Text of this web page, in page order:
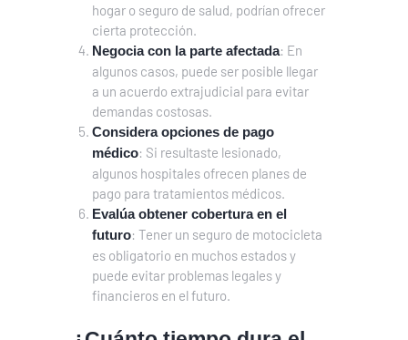
hogar o seguro de salud, podrían ofrecer
cierta protección.
Negocia con la parte afectada: En
algunos casos, puede ser posible llegar
a un acuerdo extrajudicial para evitar
demandas costosas.
Considera opciones de pago
médico: Si resultaste lesionado,
algunos hospitales ofrecen planes de
pago para tratamientos médicos.
Evalúa obtener cobertura en el
futuro: Tener un seguro de motocicleta
es obligatorio en muchos estados y
puede evitar problemas legales y
financieros en el futuro.